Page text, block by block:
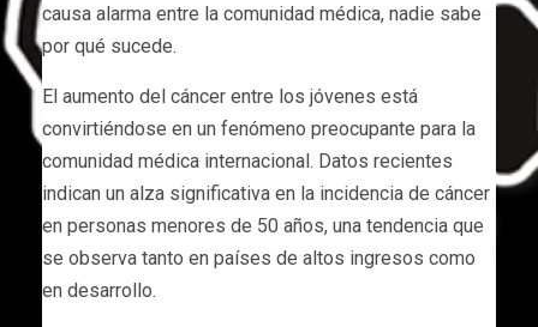
causa alarma entre la comunidad médica, nadie sabe
por qué sucede.
El aumento del cáncer entre los jóvenes está
convirtiéndose en un fenómeno preocupante para la
comunidad médica internacional. Datos recientes
indican un alza significativa en la incidencia de cáncer
en personas menores de 50 años, una tendencia que
se observa tanto en países de altos ingresos como
en desarrollo.